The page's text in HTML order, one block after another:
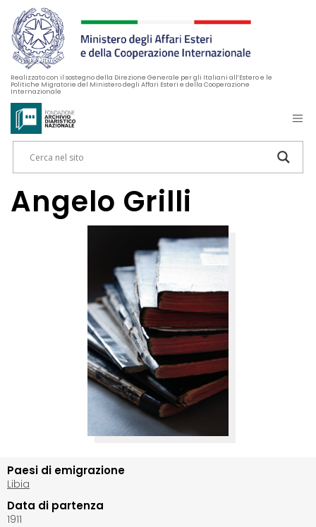
Realizzato con il sostegno della Direzione Generale per gli Italiani all’Estero e le
Politiche Migratorie del Ministero degli Affari Esteri e della Cooperazione
Internazionale
Angelo Grilli
Paesi di emigrazione
Libia
Data di partenza
1911